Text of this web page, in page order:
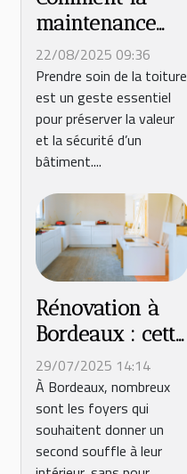
maintenance
régulière de
votre toit peut
réduire les coûts
à long terme ?
22/08/2025 09:36
Prendre soin de la toiture
est un geste essentiel
pour préserver la valeur
et la sécurité d’un
bâtiment....
Rénovation à
Bordeaux : cette
entreprise vous
propose des
travaux sans
surprises !
29/07/2025 14:14
À Bordeaux, nombreux
sont les foyers qui
souhaitent donner un
second souffle à leur